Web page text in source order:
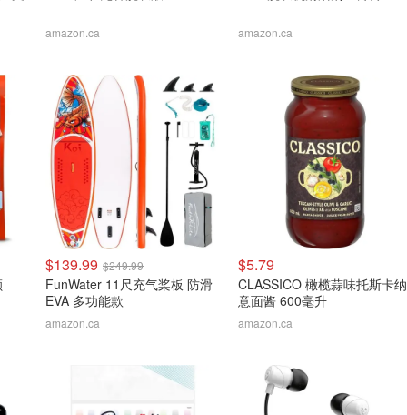
amazon.ca amazon.ca
$139.99 $249.99
FunWater 11尺充气桨板 防滑
EVA 多功能款
amazon.ca
$5.79
CLASSICO 橄榄蒜味托斯卡纳
意面酱 600毫升
amazon.ca